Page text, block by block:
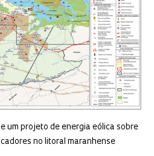
um projeto de energia eólica sobre
no litoral maranhense